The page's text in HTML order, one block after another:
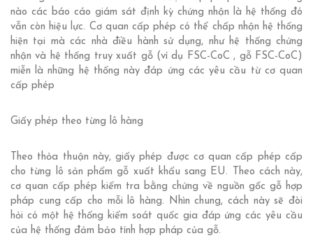
nào các báo cáo giám sát định kỳ chứng nhận là hệ thống đó
vẫn còn hiệu lực. Cơ quan cấp phép có thể chấp nhận hệ thống
hiện tại mà các nhà điều hành sử dụng, như hệ thống chứng
nhận và hệ thống truy xuất gỗ (ví dụ FSC-CoC , gỗ FSC-CoC)
miễn là những hệ thống này đáp ứng các yêu cầu từ cơ quan
cấp phép
Giấy phép theo từng lô hàng
Theo thỏa thuận này, giấy phép được cơ quan cấp phép cấp
cho từng lô sản phẩm gỗ xuất khẩu sang EU. Theo cách này,
cơ quan cấp phép kiểm tra bằng chứng về nguồn gốc gỗ hợp
pháp cung cấp cho mỗi lô hàng. Nhìn chung, cách này sẽ đòi
hỏi có một hệ thống kiểm soát quốc gia đáp ứng các yêu cầu
của hệ thống đảm bảo tính hợp pháp của gỗ.